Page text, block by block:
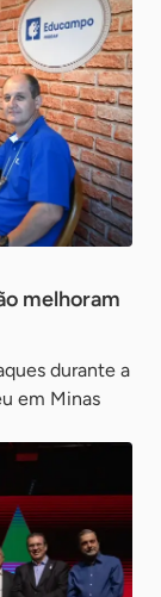
melhoram
durante a
em Minas